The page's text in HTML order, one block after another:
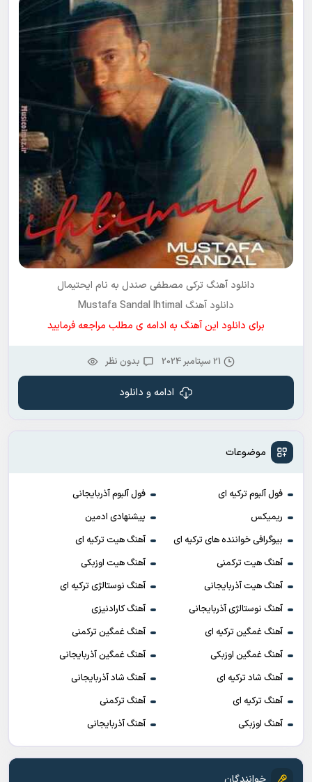
موضوعات
فول آلبوم ترکیه ای
فول آلبوم آذربایجانی
ریمیکس
پیشنهادی ادمین
بیوگرافی خواننده های ترکیه ای
آهنگ هیت ترکیه ای
آهنگ هیت ترکمنی
آهنگ هیت اوزبکی
آهنگ هیت آذربایجانی
آهنگ نوستالژی ترکیه ای
آهنگ نوستالژی آذربایجانی
آهنگ کارادنیزی
آهنگ غمگین ترکیه ای
آهنگ غمگین ترکمنی
آهنگ غمگین اوزبکی
آهنگ غمگین آذربایجانی
آهنگ شاد ترکیه ای
آهنگ شاد آذربایجانی
آهنگ ترکیه ای
آهنگ ترکمنی
آهنگ اوزبکی
آهنگ آذربایجانی
دانلود آهنگ ترکی مصطفی صندل به نام ایحتیمال
دانلود آهنگ Mustafa Sandal Ihtimal
برای دانلود این آهنگ به ادامه ی مطلب مراجعه فرمایید
21 سپتامبر 2024 بدون نظر
ادامه و دانلود